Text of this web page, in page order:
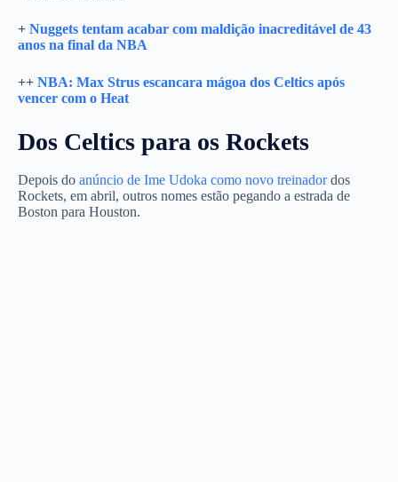
+ Nuggets tentam acabar com maldição inacreditável de 43
anos na final da NBA
++ NBA: Max Strus escancara mágoa dos Celtics após
vencer com o Heat
Dos Celtics para os Rockets
Depois do anúncio de Ime Udoka como novo treinadordos
Rockets, em abril, outros nomes estão pegando a estrada de
Boston para Houston.